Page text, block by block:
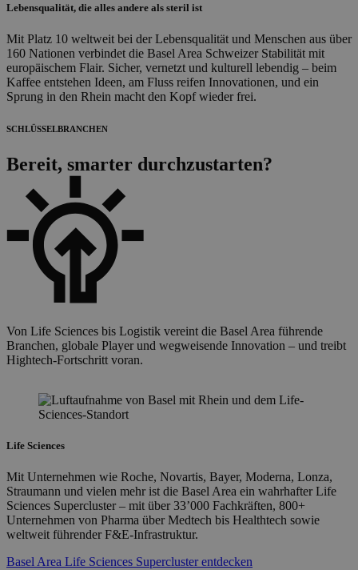
Lebensqualität, die alles andere als steril ist
Mit Platz 10 weltweit bei der Lebensqualität und Menschen aus über
160 Nationen verbindet die Basel Area Schweizer Stabilität mit
europäischem Flair. Sicher, vernetzt und kulturell lebendig – beim
Kaffee entstehen Ideen, am Fluss reifen Innovationen, und ein
Sprung in den Rhein macht den Kopf wieder frei.
SCHLÜSSELBRANCHEN
Bereit, smarter durchzustarten?
Von Life Sciences bis Logistik vereint die Basel Area führende
Branchen, globale Player und wegweisende Innovation – und treibt
Hightech-Fortschritt voran.
Life Sciences
Mit Unternehmen wie Roche, Novartis, Bayer, Moderna, Lonza,
Straumann und vielen mehr ist die Basel Area ein wahrhafter Life
Sciences Supercluster – mit über 33’000 Fachkräften, 800+
Unternehmen von Pharma über Medtech bis Healthtech sowie
weltweit führender F&E-Infrastruktur.
Basel Area Life Sciences Supercluster entdecken